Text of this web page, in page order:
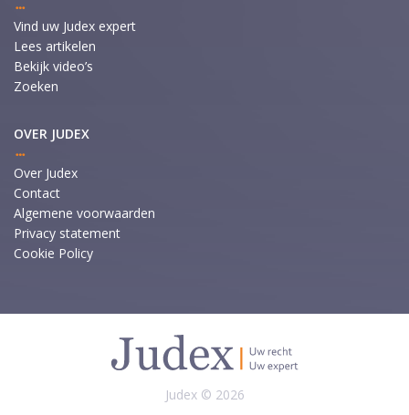
Vind uw Judex expert
Lees artikelen
Bekijk video’s
Zoeken
OVER JUDEX
Over Judex
Contact
Algemene voorwaarden
Privacy statement
Cookie Policy
Judex © 2026